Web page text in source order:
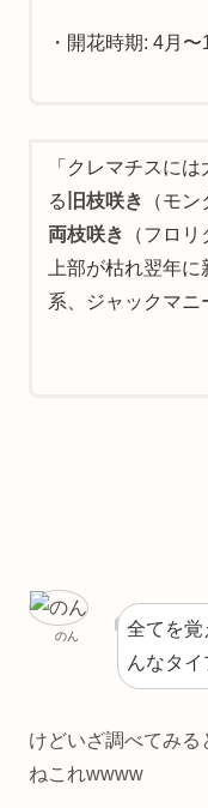
・開花時期: 4月〜
「クレマチスに
る 旧枝咲き （モ
両枝咲き
（フロ
上部が枯れ翌年
系、ジャックマニ
のん
全てを覚
んなタイ
けどいざ調べてみ
ねこれwwww